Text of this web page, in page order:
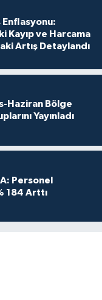
Enflasyonu:
Kayıp ve Harcama
Artış Detaylandı
Haziran Bölge
Yayınladı
Personel
184 Arttı